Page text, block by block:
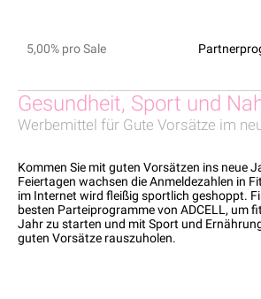
5,00% pro Sale
Gesundheit, Sport und
Werbemittel für Gute Vorsätze im
Kommen Sie mit guten Vorsätzen ins neue
Feiertagen wachsen die Anmeldezahlen in
im Internet wird fleißig sportlich geshoppt.
besten Parteiprogramme von ADCELL, um
Jahr zu starten und mit Sport und
guten Vorsätze rauszuholen.